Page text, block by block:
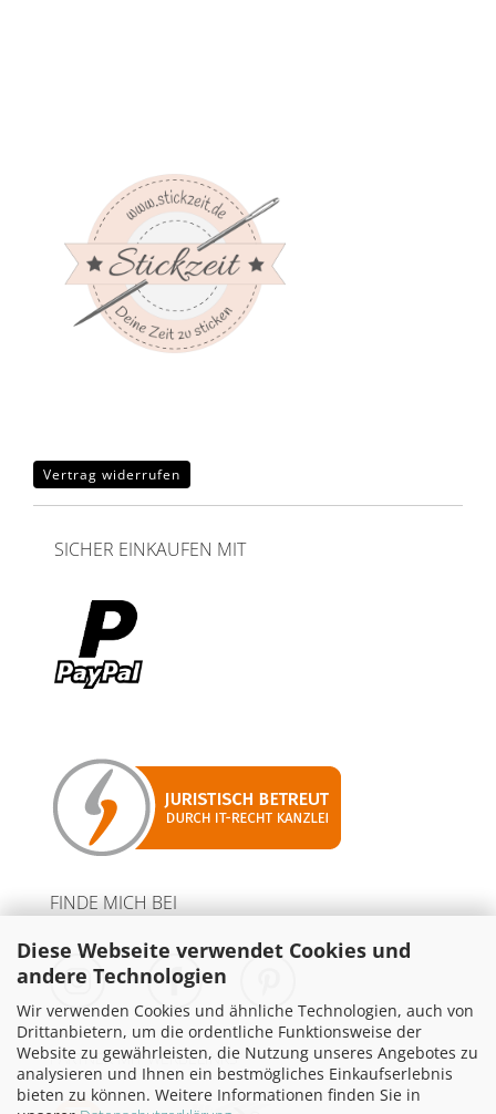
Diese Webseite verwendet Cookies und
andere Technologien
Wir verwenden Cookies und ähnliche Technologien, auch von
Drittanbietern, um die ordentliche Funktionsweise der
Website zu gewährleisten, die Nutzung unseres Angebotes zu
analysieren und Ihnen ein bestmögliches Einkaufserlebnis
bieten zu können. Weitere Informationen finden Sie in
Vertrag widerrufen
SICHER EINKAUFEN MIT
FINDE MICH BEI
PARTNER MIT WERBELINKS